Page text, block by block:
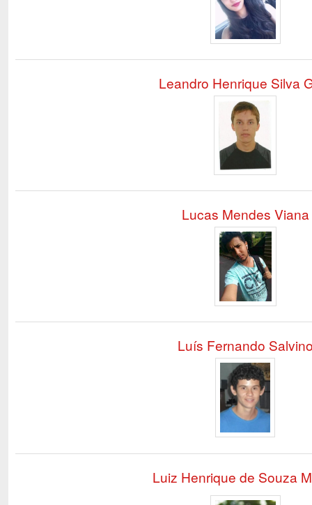
Leandro Henrique Silva
Lucas Mendes Viana
Luís Fernando
Luiz Henrique de Souza